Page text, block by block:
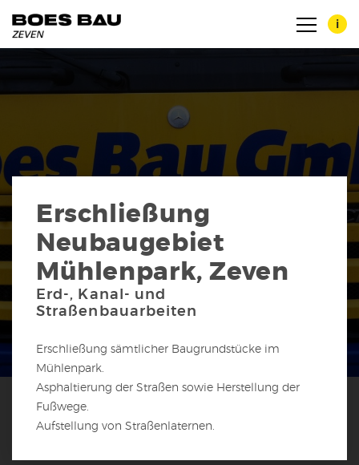
Maschinenpark
i
Erschließung
Neubaugebiet
Mühlenpark, Zeven
Erd-, Kanal- und
Straßenbauarbeiten
Erschließung sämtlicher Baugrundstücke im
Mühlenpark.
Asphaltierung der Straßen sowie Herstellung der
Fußwege.
Aufstellung von Straßenlaternen.